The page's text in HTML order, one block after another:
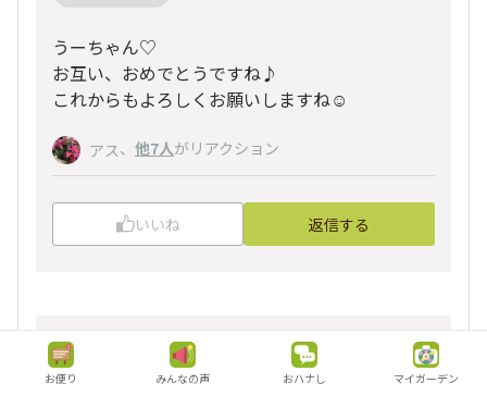
うーちゃん♡
お互い、おめでとうですね♪
これからもよろしくお願いしますね☺️
アス、 他7人がリアクション
いいね 返信する
うーちゃん
お便り みんなの声 おハナし マイガーデン